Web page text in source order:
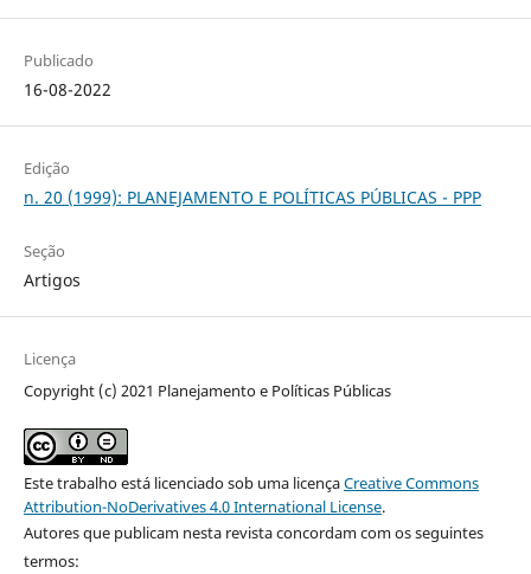
Publicado
16-08-2022
Edição
n. 20 (1999): PLANEJAMENTO E POLÍTICAS PÚBLICAS - PPP
Seção
Artigos
Licença
Copyright (c) 2021 Planejamento e Políticas Públicas
Este trabalho está licenciado sob uma licençaCreative Commons
Attribution-NoDerivatives 4.0 International License.
Autores que publicam nesta revista concordam com os seguintes
termos: